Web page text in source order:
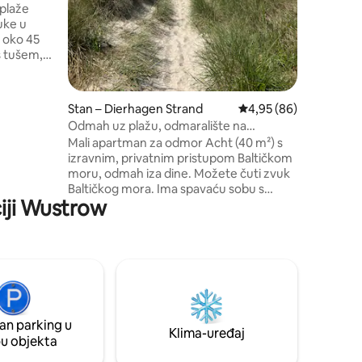
u
tušem,
Stan – Dierhagen Strand Prosječna ocjena:
4,95 (86)
Odmah uz plažu, odmaralište na
Baltičkom moru Dierhagen Mala 8
Mali apartman za odmor Acht (40 m²) s
izravnim, privatnim pristupom Baltičkom
moru, odmah iza dine. Možete čuti zvuk
Baltičkog mora. Ima spavaću sobu s
velikim bračnim krevetom. Kupaonica s
tušem i perilicom rublja. Kombinirana
Baltičkog mora. Objekt je ograđen. Kroz
vrata dolazite do Baltičkog mora. 💦
Wustrow
parking u
objekta
Klima-uređaj